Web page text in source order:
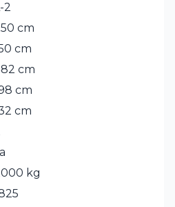
2
cm
cm
cm
cm
cm
kg